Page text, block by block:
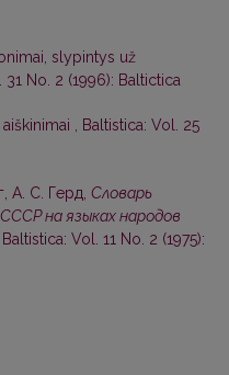
slypintys už
31 No. 2 (1996): Baltictica
Baltistica: Vol. 25
А. С. Герд, Словарь
на языках народов
Baltistica: Vol. 11 No. 2 (1975):